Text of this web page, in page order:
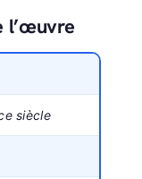
l’œuvre
siècle